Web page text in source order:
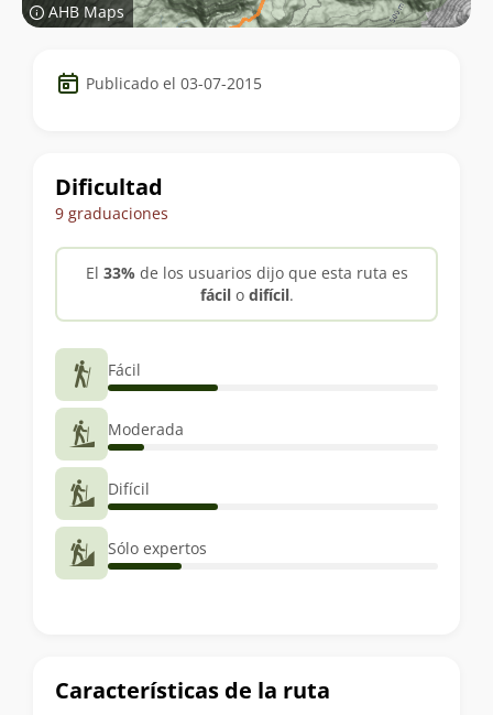
AHB Maps
Datos
del Publicado el 03-07-2015
Características de la ruta
Dificultad
9 graduaciones
El 33% de los usuarios dijo que esta ruta es
fácilo difícil.
Fácil
Moderada
Difícil
Sólo expertos